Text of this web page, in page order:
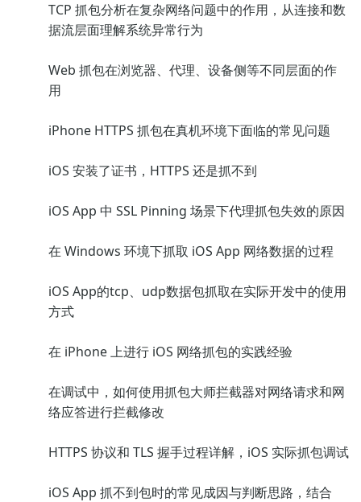
TCP 抓包分析在复杂网络问题中的作用，从连接和数
据流层面理解系统异常行为
Web 抓包在浏览器、代理、设备侧等不同层面的作
用
iPhone HTTPS 抓包在真机环境下面临的常见问题
iOS 安装了证书，HTTPS 还是抓不到
iOS App 中 SSL Pinning 场景下代理抓包失效的原因
在 Windows 环境下抓取 iOS App 网络数据的过程
iOS App的tcp、udp数据包抓取在实际开发中的使用
方式
在 iPhone 上进行 iOS 网络抓包的实践经验
在调试中，如何使用抓包大师拦截器对网络请求和网
络应答进行拦截修改
HTTPS 协议和 TLS 握手过程详解，iOS 实际抓包调试
iOS App 抓不到包时的常见成因与判断思路，结合